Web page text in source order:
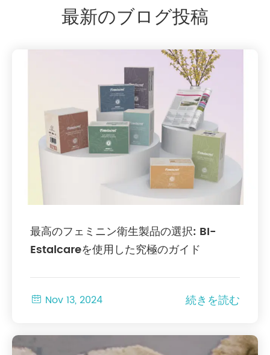
最新のブログ投稿
最高のフェミニン衛生製品の選択: BI-
Estalcareを使用した究極のガイド
 Nov 13, 2024 続きを読む